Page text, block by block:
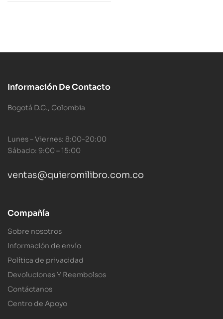
Información De Contacto
Bogotá D.C., Colombia
Lunes – Viernes: 8:00-20:00
Sábado: 9:00 – 15:00
ventas@quieromilibro.com.co
Compañía
Sobre nosotros
Información de envío
Política de privacidad
Devoluciones Y Reembolsos
Contáctanos
Centro de Apoyo